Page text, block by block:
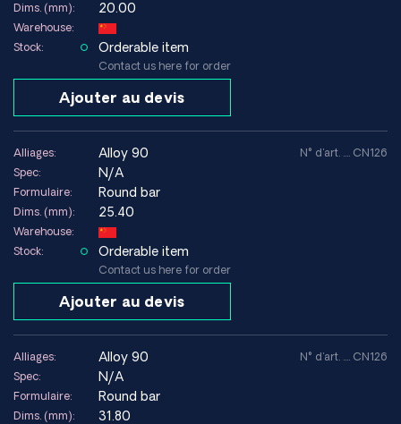
Dims. (mm): 20.00
Warehouse:
Stock:
Orderable item
Contact us here for order
Ajouter au devis
Alliages: alloy 90
Spec: N/A
Formulaire: Round bar
Dims. (mm): 25.40
Warehouse:
Stock:
Orderable item
Contact us here for order
Ajouter au devis
N° d'art. .... CN126
Alliages: alloy 90
Spec: N/A
Formulaire: Round bar
Dims. (mm): 31.80
N° d'art. .... CN126